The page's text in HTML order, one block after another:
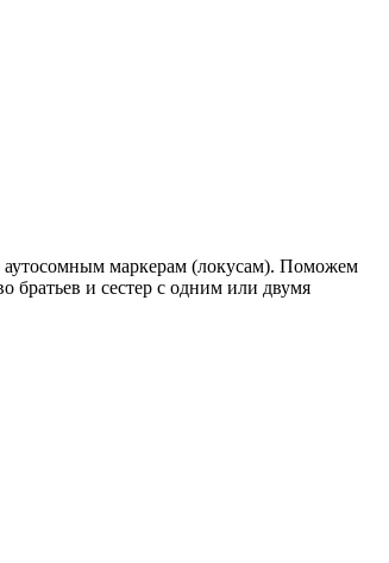
маркерам (локусам). Поможем
братьев и сестер с одним или двумя